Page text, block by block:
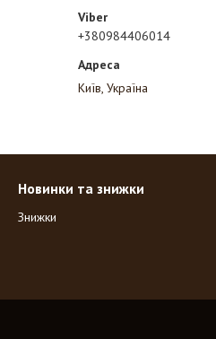
+380984406014
Київ, Україна
Новинки та знижки
Знижки